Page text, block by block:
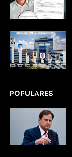
POPULARES